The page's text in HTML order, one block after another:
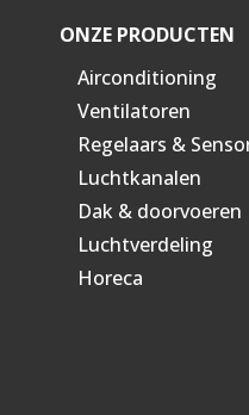
ONZE PRODUCTEN
Airconditioning
Ventilatoren
Regelaars &
Luchtkanalen
Dak & doorvoeren
Luchtverdeling
Horeca